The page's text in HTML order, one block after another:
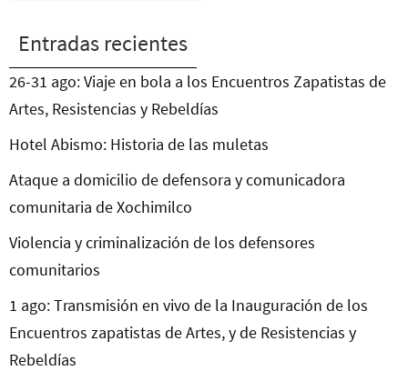
Entradas recientes
26-31 ago: Viaje en bola a los Encuentros Zapatistas de
Artes, Resistencias y Rebeldías
Hotel Abismo: Historia de las muletas
Ataque a domicilio de defensora y comunicadora
comunitaria de Xochimilco
Violencia y criminalización de los defensores
comunitarios
1 ago: Transmisión en vivo de la Inauguración de los
Encuentros zapatistas de Artes, y de Resistencias y
Rebeldías